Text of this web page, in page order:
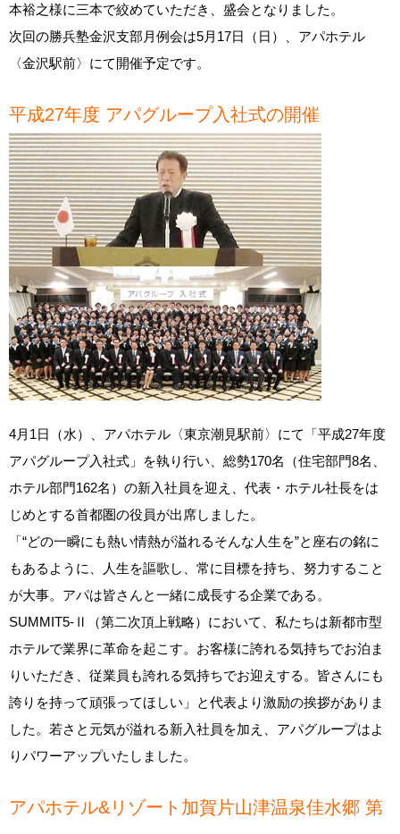
本裕之様に三本で絞めていただき、盛会となりました。
次回の勝兵塾金沢支部月例会は5月17日（日）、アパホテル
〈金沢駅前〉にて開催予定です。
平成27年度 アパグループ入社式の開催
4月1日（水）、アパホテル〈東京潮見駅前〉にて「平成27年度
アパグループ入社式」を執り行い、総勢170名（住宅部門8名、
ホテル部門162名）の新入社員を迎え、代表・ホテル社長をは
じめとする首都圏の役員が出席しました。
「“どの一瞬にも熱い情熱が溢れるそんな人生を”と座右の銘に
もあるように、人生を謳歌し、常に目標を持ち、努力すること
が大事。アパは皆さんと一緒に成長する企業である。
SUMMIT5‐Ⅱ（第二次頂上戦略）において、私たちは新都市型
ホテルで業界に革命を起こす。お客様に誇れる気持ちでお泊ま
りいただき、従業員も誇れる気持ちでお迎えする。皆さんにも
誇りを持って頑張ってほしい」と代表より激励の挨拶がありま
した。若さと元気が溢れる新入社員を加え、アパグループはよ
りパワーアップいたしました。
アパホテル&リゾート加賀片山津温泉佳水郷 第